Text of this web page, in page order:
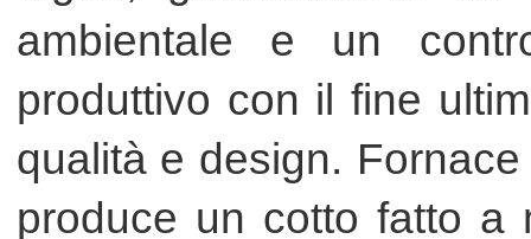
sano e moderno.
ATTIVITÀ
Dai pavimenti ai rivestimenti
tegole per tetto, per finire